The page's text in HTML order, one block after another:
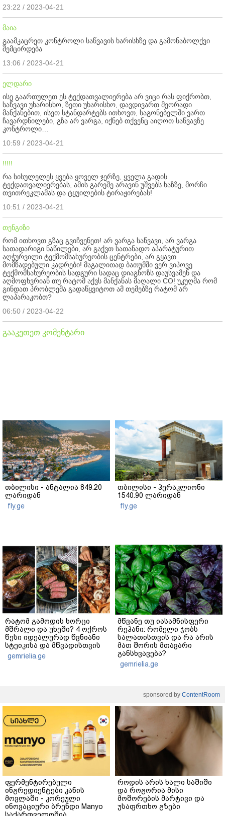
23:22 / 2023-04-21
მაია
გაამკაცრეთ კონტროლი საწვავის ხარისხზე და გამონაბოლქვი
შემცირდება
13:06 / 2023-04-21
ელდარი
ისე გაართულეთ ეს ტექდათვალიერება არ ვიცი რას ფიქრობთ,
საწვავი უხარისხო, ზეთი უხარისხო, დავდივართ მეორადი
მანქანებით, ისეთ სტანდარტებს ითხოვთ, საგონებელში ვართ
ჩავარდნილები, გზა არ ვარგა, იქნებ თქვენც აიღოთ საწვავზე
კონტროლი…
10:59 / 2023-04-21
!!!!!
რა სისულელეს ყვება ყოველ ჯერზე, ყველა გადის
ტექდათვალიერებას, ამის გარეშე არავინ უშვებს ხაზზე, მორჩი
თვითრეკლამას და ტყუილების ტირაჟირებას!
10:51 / 2023-04-21
თენგიზი
რომ ითხოვთ გზაც გვიჩვენეთ! არ ვარგა საწვავი, არ ვარგა
სათადარიგი ნაწილები, არ გაქვთ სათანადო აპარატურით
აღჭურვილი ტექმომსახურეობის ცენტრები, არ გყავთ
მომზადებული კადრები! მაგალითად ბათუმში ვერ ვიპოვე
ტექმომსახურეობის სადგური სადაც დიაგნოზს დაუსვამენ და
აღმოფხვრიან თუ რატომ აქვს მანქანას მაღალი CO! უკუღმა რომ
გინდათ პრობლემა გადაწყვიტოთ ამ თემებზე რატომ არ
ლაპარაკობთ?
06:50 / 2023-04-22
გააკეთეთ კომენტარი
თბილისი - ანტალია 849.20
ლარიდან
fly.ge
თბილისი - ჰერაკლიონი
1540.90 ლარიდან
fly.ge
რატომ გამოდის ხორცი
მშრალი და უხეში? 4 ოქროს
წესი იდეალურად წვნიანი
სტეიკისა და მწვადისთვის
gemrielia.ge
მწვანე თუ იასამნისფერი
რეჰანი: რომელი ჯობს
სალათისთვის და რა არის
მათ შორის მთავარი
განსხვავება?
gemrielia.ge
sponsored by ContentRoom
ფერმენტირებული
ინგრედიენტები კანის
მოვლაში - კორეული
ინოვაციური ბრენდი Manyo
როდის არის ხალი საშიში
და როგორია მისი
მოშორების მარტივი და
უსაფრთხო გზები